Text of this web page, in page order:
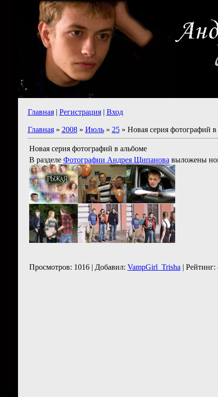
Главная| Регистрация| Вход
Главная» 2008 » Июль » 25» Новая серия фотографий в
Новая серия фотографий в альбоме
В разделе Фотографии Андрея Щипанова выложены
Просмотров: 1016 | Добавил: VampGirl_Trisha |